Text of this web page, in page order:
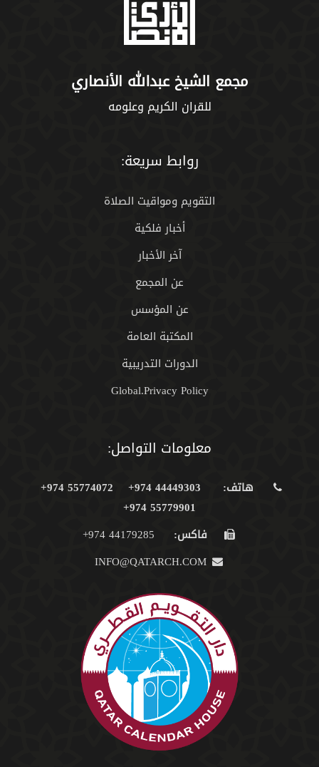
مجمع الشيخ عبدالله الأنصاري
للقران الكريم وعلومه
روابط سريعة:
التقويم ومواقيت الصلاة
أخبار فلكية
آخر الأخبار
عن المجمع
عن المؤسس
المكتبة العامة
الدورات التدريبية
Global.Privacy Policy
معلومات التواصل:
هاتف: 44449303 974+
55774072 974+
55779901 974+
فاكس: